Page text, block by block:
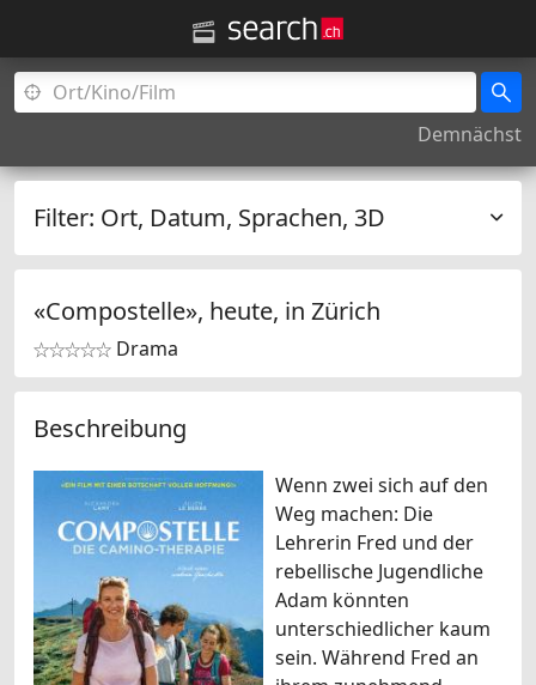
Demnächst
Filter: Ort, Datum, Sprachen, 3D
«Compostelle», heute, in Zürich

 Drama
Beschreibung
Wenn zwei sich auf den
Weg machen: Die
Lehrerin Fred und der
rebellische Jugendliche
Adam könnten
unterschiedlicher kaum
sein. Während Fred an